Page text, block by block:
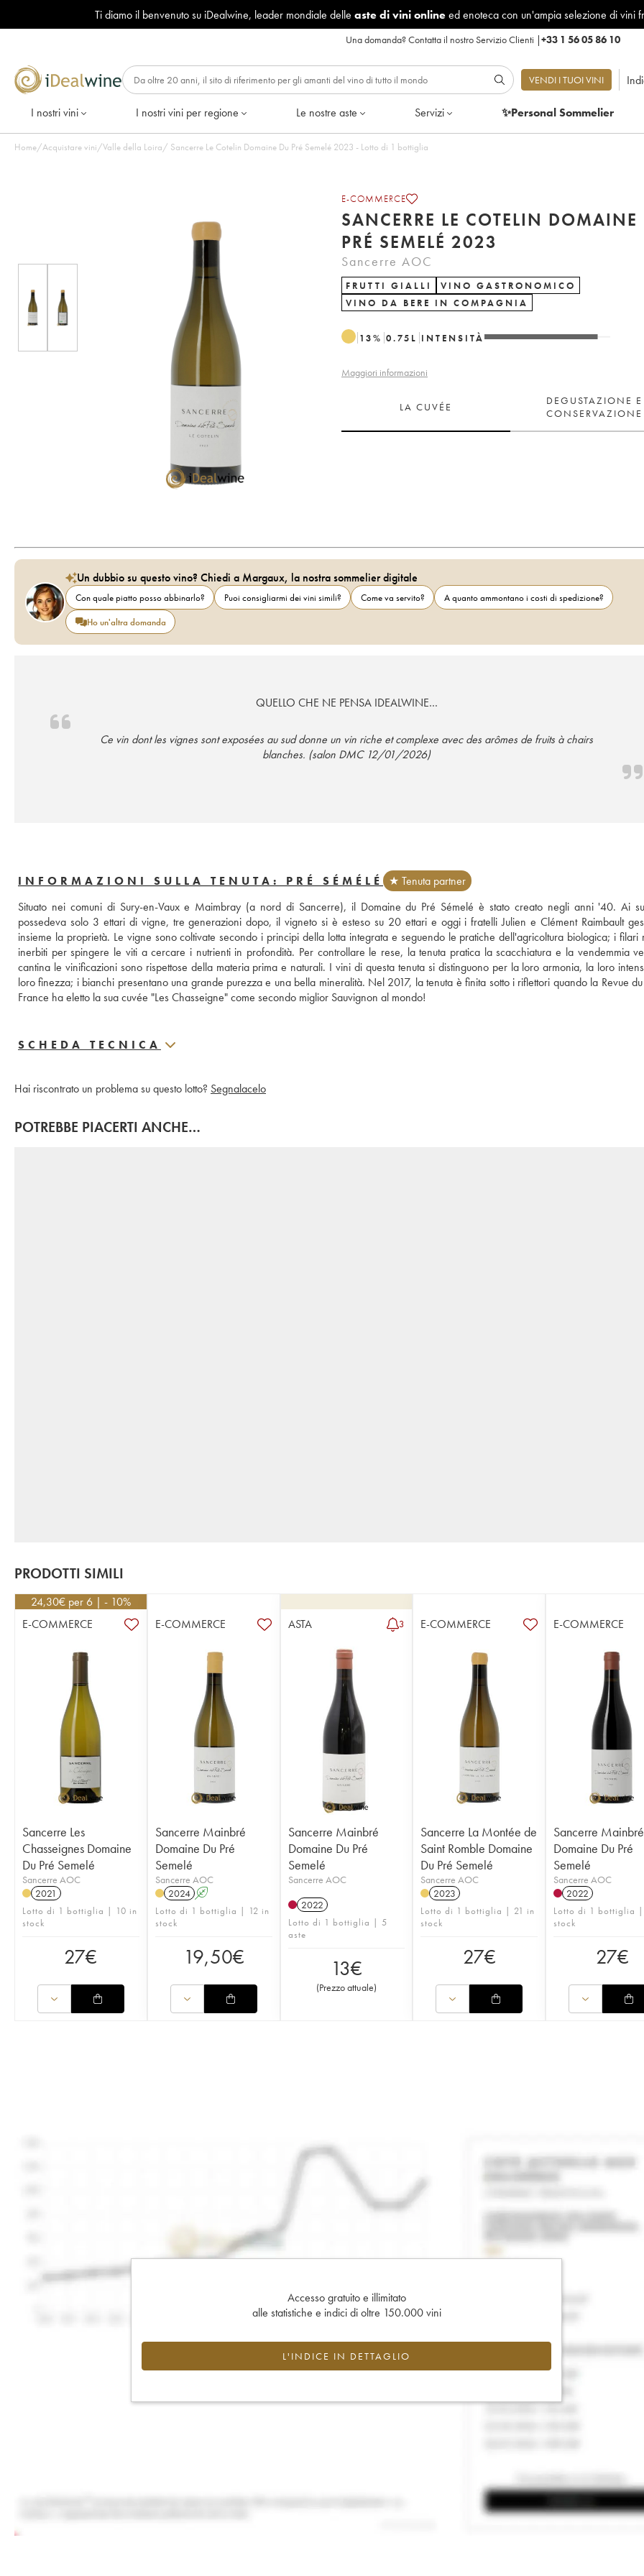
Ti diamo il benvenuto su iDealwine, leader mondiale delle aste di vini onlineed enoteca con un'ampia selezione di vini
Una domanda?Contatta il nostro Servizio Clienti |+33 1 56 05 86 10
VENDI I TUOI VINI
I nostri vini I nostri vini per regione Le nostre aste Servizi ✨Personal Sommelier
Home/Acquistare vini/Valle della Loira/ Sancerre Le Cotelin Domaine Du Pré Semelé 2023 - Lotto di 1 bottiglia
E-COMMERCE
SANCERRE LE COTELIN DOMAINE
PRÉ SEMELÉ 2023
Sancerre AOC
FRUTTI GIALLI
VINO GASTRONOMICO
VINO DA BERE IN COMPAGNIA
13% 0.75 L INTENSITÀ
Maggiori informazioni
LA CUVÉE
DEGUSTAZIONE E
CONSERVAZIONE
Un dubbio su questo vino? Chiedi a Margaux, la nostra sommelier digitale
Con quale piatto posso abbinarlo? Puoi consigliarmi dei vini simili? Come va servito?
A quanto ammontano i costi di spedizione?
Ho un'altra domanda
QUELLO CHE NE PENSA IDEALWINE…
Ce vin dont les vignes sont exposées au sud donne un vin riche et complexe avec des arômes de fruits à chairs
blanches. (salon DMC 12/01/2026)
INFORMAZIONI SULLA TENUTA: PRÉ SÉMÉLÉ
★ Tenuta partner
Situato nei comuni di Sury-en-Vaux e Maimbray (a nord di Sancerre), il Domaine du Pré Sémelé è stato creato negli anni '40. Ai
possedeva solo 3 ettari di vigne, tre generazioni dopo, il vigneto si è esteso su 20 ettari e oggi i fratelli Julien e Clément Raimbault
insieme la proprietà. Le vigne sono coltivate secondo i principi della lotta integrata e seguendo le pratiche dell'agricoltura biologica; i filari
inerbiti per spingere le viti a cercare i nutrienti in profondità. Per controllare le rese, la tenuta pratica la scacchiatura e la vendemmia
cantina le vinificazioni sono rispettose della materia prima e naturali. I vini di questa tenuta si distinguono per la loro armonia, la loro
loro finezza; i bianchi presentano una grande purezza e una bella mineralità. Nel 2017, la tenuta è finita sotto i riflettori quando la Revue
France ha eletto la sua cuvée "Les Chasseigne" come secondo miglior Sauvignon al mondo!
SCHEDA TECNICA
Hai riscontrato un problema su questo lotto? Segnalacelo
POTREBBE PIACERTI ANCHE…
PRODOTTI SIMILI
24,30€ per 6 | - 10%
E-COMMERCE
Sancerre Les
Chasseignes Domaine
Du Pré Semelé
Sancerre AOC
2021
Lotto di 1 bottiglia | 10 in
stock
27€
E-COMMERCE
Sancerre Mainbré
Domaine Du Pré
Semelé
Sancerre AOC
2024 A
Lotto di 1 bottiglia | 12 in
stock
19,50€
ASTA 3
Sancerre Mainbré
Domaine Du Pré
Semelé
Sancerre AOC
2022
Lotto di 1 bottiglia | 5
aste
13€
(Prezzo attuale)
E-COMMERCE
Sancerre La Montée de
Saint Romble Domaine
Du Pré Semelé
Sancerre AOC
2023
Lotto di 1 bottiglia | 21 in
stock
27€
E-COMMERCE
Sancerre Mainbré
Domaine Du Pré
Semelé
Sancerre AOC
2022
Lotto di 1 bottiglia
stock
27€
Accesso gratuito e illimitato
alle statistiche e indici di oltre 150.000 vini
L'INDICE IN DETTAGLIO